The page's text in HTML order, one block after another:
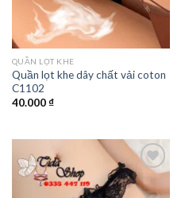
QUẦN LỌT KHE
Quần lọt khe dây chất vải coton
C1102
40.000₫